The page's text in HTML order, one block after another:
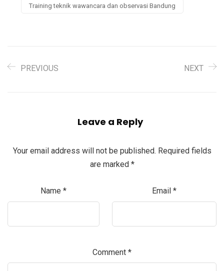
Training teknik wawancara dan observasi Bandung
PREVIOUS NEXT
Leave a Reply
Your email address will not be published. Required fields
are marked *
Name * Email *
Comment *